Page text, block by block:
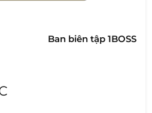
Ban biên tập 1BOSS